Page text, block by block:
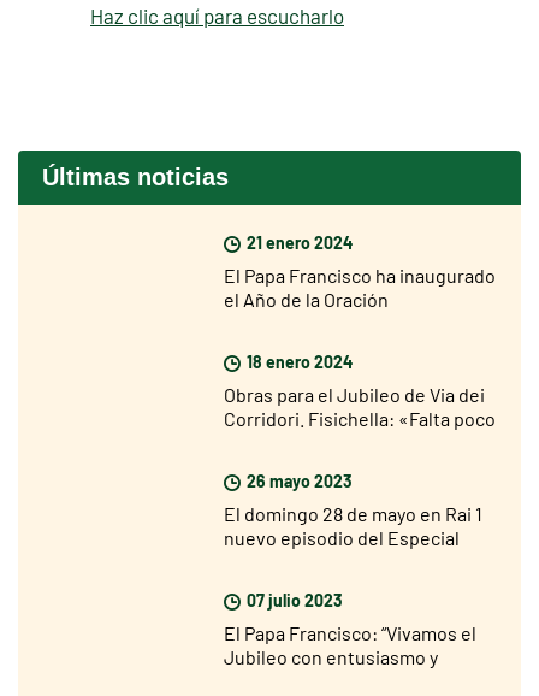
Haz clic aquí para escucharlo
Últimas noticias
21 enero 2024
El Papa Francisco ha inaugurado
el Año de la Oración
18 enero 2024
Obras para el Jubileo de Via dei
Corridori. Fisichella: «Falta poco
26 mayo 2023
El domingo 28 de mayo en Rai 1
nuevo episodio del Especial
07 julio 2023
El Papa Francisco: “Vivamos el
Jubileo con entusiasmo y